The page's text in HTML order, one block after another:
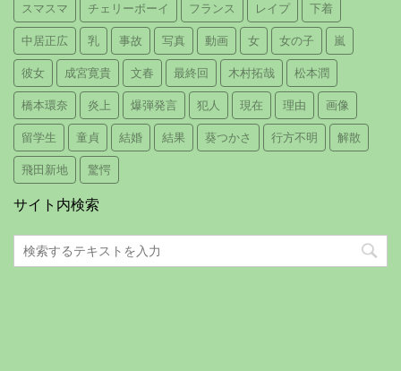
スマスマ チェリーボーイ フランス レイプ 下着
中居正広 乳 事故 写真 動画 女 女の子 嵐
彼女 成宮寛貴 文春 最終回 木村拓哉 松本潤
橋本環奈 炎上 爆弾発言 犯人 現在 理由 画像
留学生 童貞 結婚 結果 葵つかさ 行方不明 解散
飛田新地 驚愕
サイト内検索